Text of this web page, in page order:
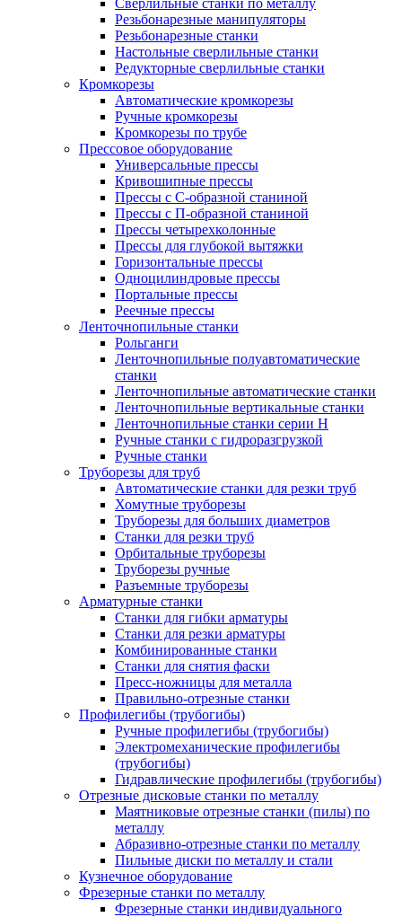
Сверлильные станки по металлу
Резьбонарезные манипуляторы
Резьбонарезные станки
Настольные сверлильные станки
Редукторные сверлильные станки
Кромкорезы
Автоматические кромкорезы
Ручные кромкорезы
Кромкорезы по трубе
Прессовое оборудование
Универсальные прессы
Кривошипные прессы
Прессы с С-образной станиной
Прессы с П-образной станиной
Прессы четырехколонные
Прессы для глубокой вытяжки
Горизонтальные прессы
Одноцилиндровые прессы
Портальные прессы
Реечные прессы
Ленточнопильные станки
Рольганги
Ленточнопильные полуавтоматические
станки
Ленточнопильные автоматические станки
Ленточнопильные вертикальные станки
Ленточнопильные станки серии H
Ручные станки с гидроразгрузкой
Ручные станки
Труборезы для труб
Автоматические станки для резки труб
Хомутные труборезы
Труборезы для больших диаметров
Станки для резки труб
Орбитальные труборезы
Труборезы ручные
Разъемные труборезы
Арматурные станки
Станки для гибки арматуры
Станки для резки арматуры
Комбинированные станки
Станки для снятия фаски
Пресс-ножницы для металла
Правильно-отрезные станки
Профилегибы (трубогибы)
Ручные профилегибы (трубогибы)
Электромеханические профилегибы
(трубогибы)
Гидравлические профилегибы (трубогибы)
Отрезные дисковые станки по металлу
Маятниковые отрезные станки (пилы) по
металлу
Абразивно-отрезные станки по металлу
Пильные диски по металлу и стали
Кузнечное оборудование
Фрезерные станки по металлу
Фрезерные станки индивидуального